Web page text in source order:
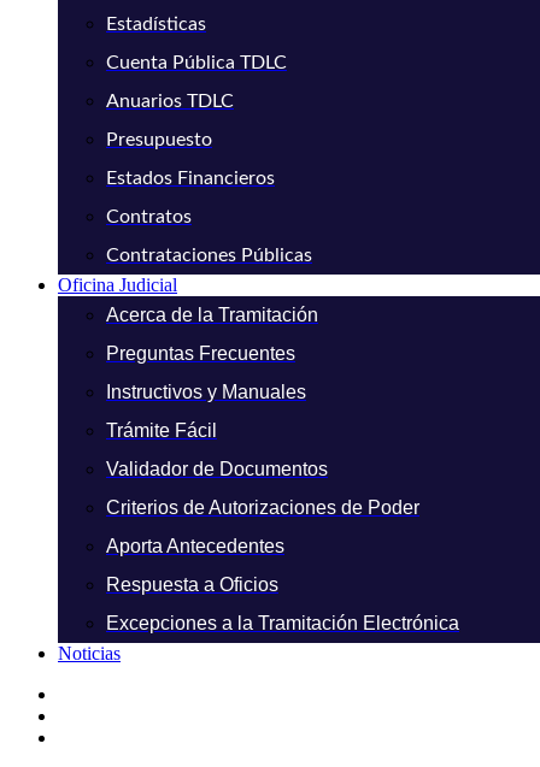
Estadísticas
Cuenta Pública TDLC
Anuarios TDLC
Presupuesto
Estados Financieros
Contratos
Contrataciones Públicas
Oficina Judicial
Acerca de la Tramitación
Preguntas Frecuentes
Instructivos y Manuales
Trámite Fácil
Validador de Documentos
Criterios de Autorizaciones de Poder
Aporta Antecedentes
Respuesta a Oficios
Excepciones a la Tramitación Electrónica
Noticias